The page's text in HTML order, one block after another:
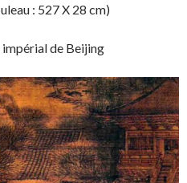
: 527 X 28 cm)
impérial de Beijing